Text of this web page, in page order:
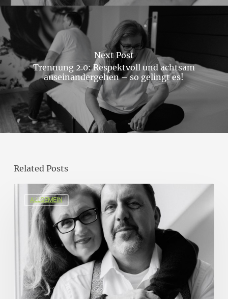
Next Post
Trennung 2.0: Respektvoll und achtsam
auseinandergehen – so gelingt es!
Related Posts
ALLGEMEIN